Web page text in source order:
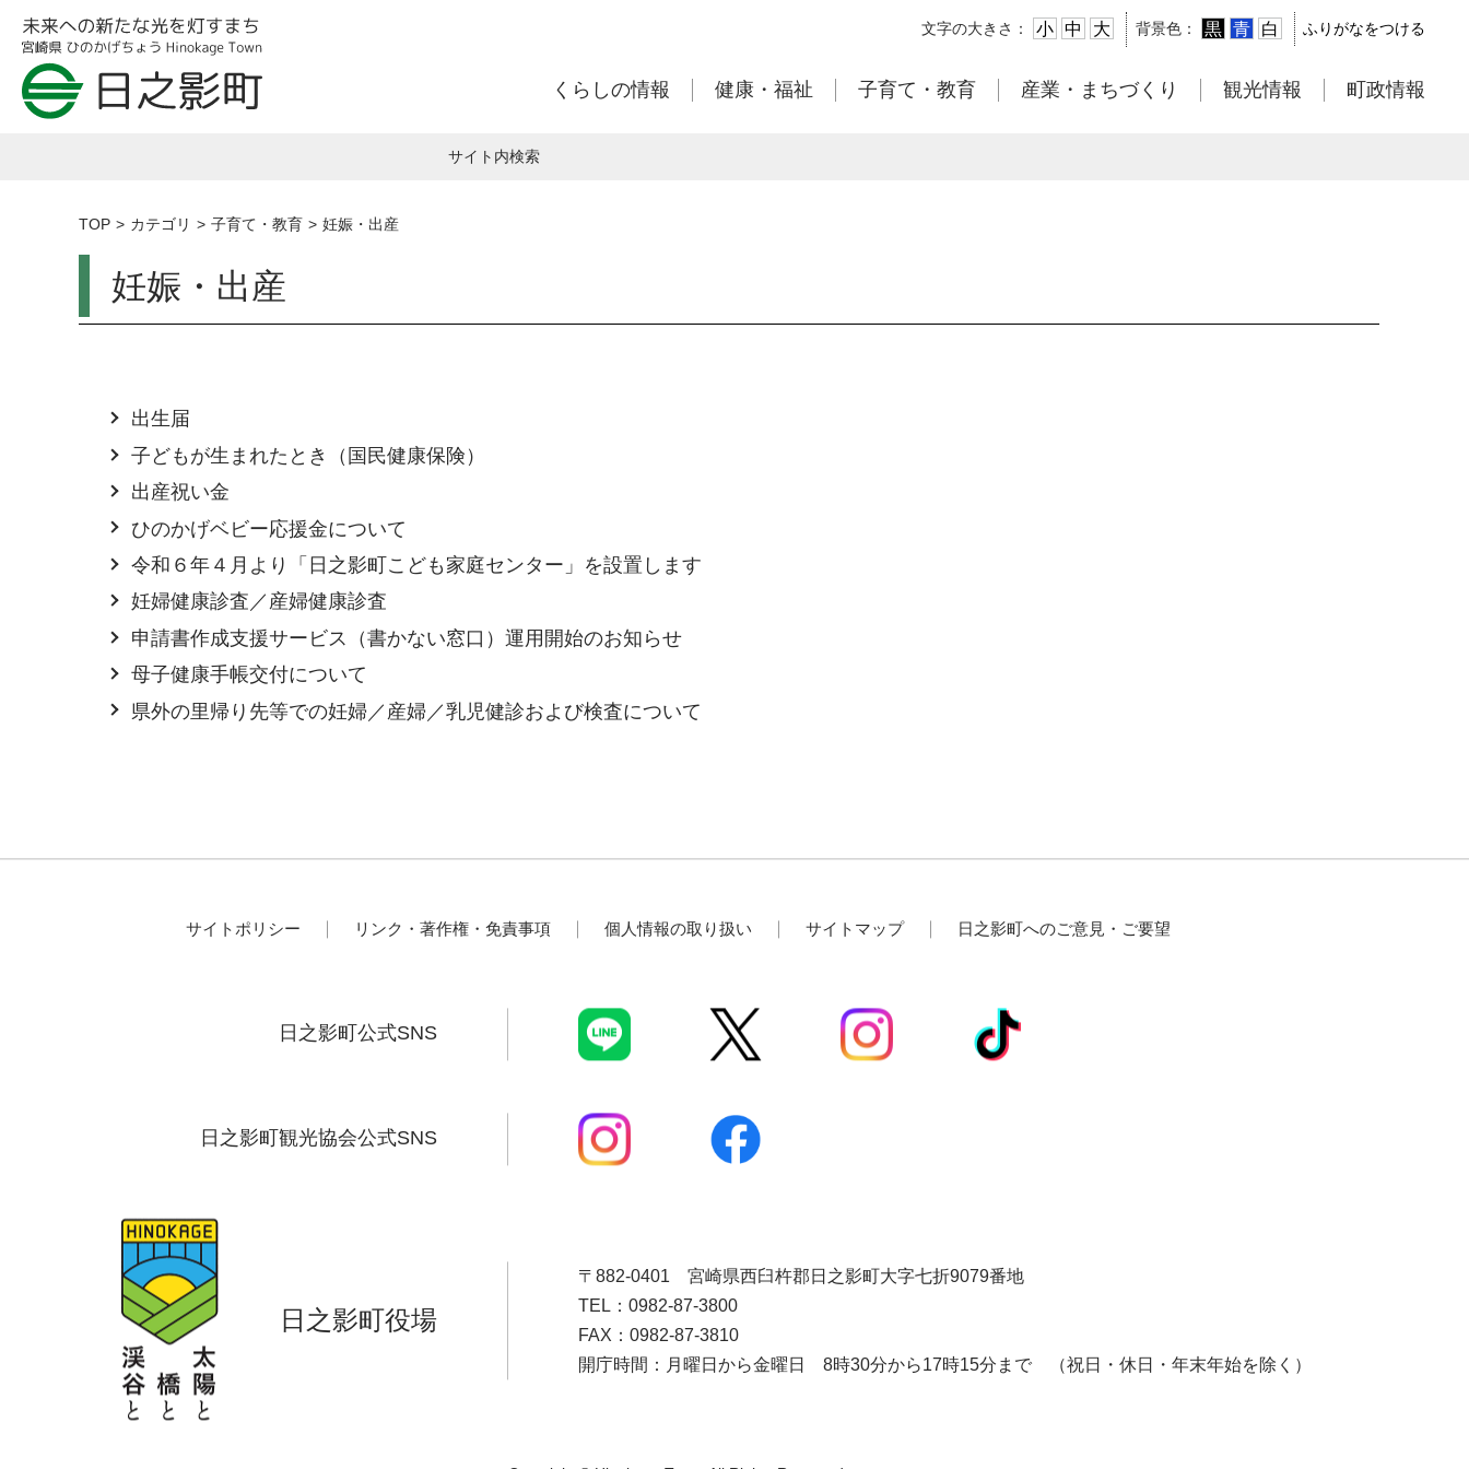
文字の大きさ： 小 中 大 背景色： 黒 青 白 ふりがなをつける
くらしの情報 健康・福祉 子育て・教育 産業・まちづくり 観光情報 町政情報
サイト内検索
TOP カテゴリ 子育て・教育 妊娠・出産
妊娠・出産
出生届
子どもが生まれたとき（国民健康保険）
出産祝い金
ひのかげベビー応援金について
令和６年４月より「日之影町こども家庭センター」を設置します
妊婦健康診査／産婦健康診査
申請書作成支援サービス（書かない窓口）運用開始のお知らせ
母子健康手帳交付について
県外の里帰り先等での妊婦／産婦／乳児健診および検査について
サイトポリシー リンク・著作権・免責事項 個人情報の取り扱い サイトマップ 日之影町へのご意見・ご要望
日之影町公式SNS
日之影町観光協会公式SNS
日之影町役場
〒882-0401
宮崎県西臼杵郡日之影町大字七折9079番地
TEL：0982-87-3800
FAX：0982-87-3810
開庁時間：月曜日から金曜日 8時30分から17時15分まで
（祝日・休日・年末年始を除く）